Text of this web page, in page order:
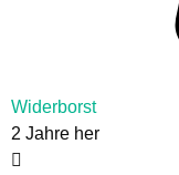
Widerborst
2 Jahre her